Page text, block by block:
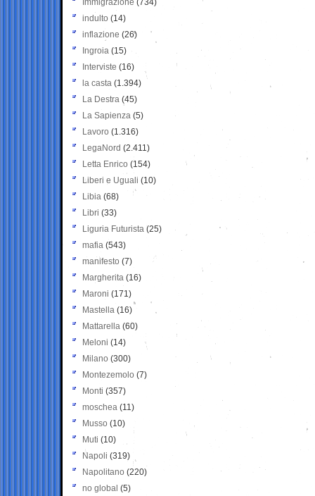
Immigrazione (734)
indulto (14)
inflazione (26)
Ingroia (15)
Interviste (16)
la casta (1.394)
La Destra (45)
La Sapienza (5)
Lavoro (1.316)
LegaNord (2.411)
Letta Enrico (154)
Liberi e Uguali (10)
Libia (68)
Libri (33)
Liguria Futurista (25)
mafia (543)
manifesto (7)
Margherita (16)
Maroni (171)
Mastella (16)
Mattarella (60)
Meloni (14)
Milano (300)
Montezemolo (7)
Monti (357)
moschea (11)
Musso (10)
Muti (10)
Napoli (319)
Napolitano (220)
no global (5)